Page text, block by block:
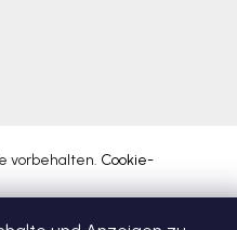
vorbehalten. Cookie-